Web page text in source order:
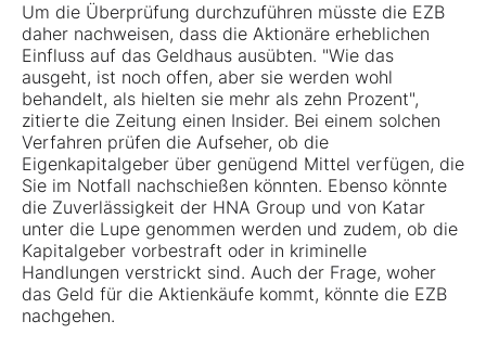
Um die Überprüfung durchzuführen müsste die EZB
daher nachweisen, dass die Aktionäre erheblichen
Einfluss auf das Geldhaus ausübten. "Wie das
ausgeht, ist noch offen, aber sie werden wohl
behandelt, als hielten sie mehr als zehn Prozent",
zitierte die Zeitung einen Insider. Bei einem solchen
Verfahren prüfen die Aufseher, ob die
Eigenkapitalgeber über genügend Mittel verfügen, die
Sie im Notfall nachschießen könnten. Ebenso könnte
die Zuverlässigkeit der HNA Group und von Katar
unter die Lupe genommen werden und zudem, ob die
Kapitalgeber vorbestraft oder in kriminelle
Handlungen verstrickt sind. Auch der Frage, woher
das Geld für die Aktienkäufe kommt, könnte die EZB
nachgehen.